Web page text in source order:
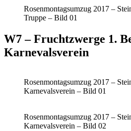
Rosenmontagsumzug 2017 –
Truppe – Bild 01
W7 – Fruchtzwerge 1.
Karnevalsverein
Rosenmontagsumzug 2017 –
Karnevalsverein – Bild 01
Rosenmontagsumzug 2017 –
Karnevalsverein – Bild 02